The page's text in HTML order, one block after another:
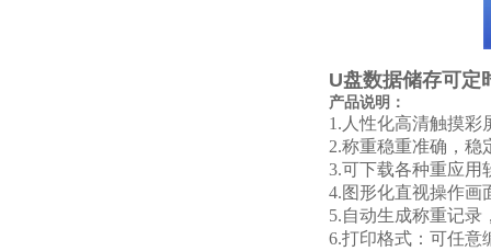
U盘数据储存可定
产品说明：
1.人性化高清触摸彩
2.称重稳重准确，稳
3.可下载各种重应用
4.图形化直视操作画
5.自动生成称重记录
6.打印格式：可任意